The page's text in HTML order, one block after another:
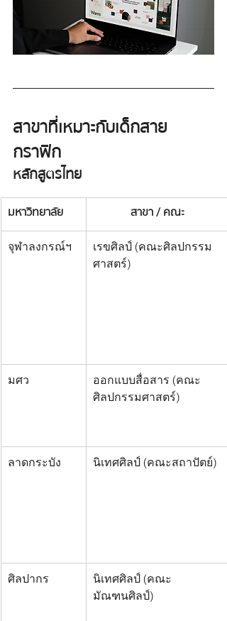
สาขาที่เหมาะกับเด็กสาย
กราฟิก
หลักสูตรไทย
มหาวิทยาลัย สาขา / คณะ
จุฬาลงกรณ์ฯ
เรขศิลป์ (คณะศิลปกรรม
ศาสตร์)
มศว
ออกแบบสื่อสาร (คณะ
ศิลปกรรมศาสตร์)
ลาดกระบัง นิเทศศิลป์ (คณะสถาปัตย์)
ศิลปากร
นิเทศศิลป์ (คณะ
มัณฑนศิลป์)